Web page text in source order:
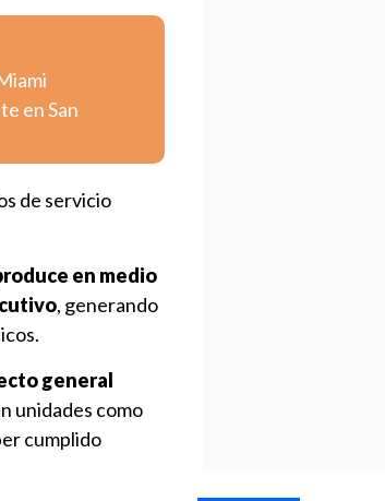
en San
de servicio
en medio
, generando
general
unidades como
cumplido